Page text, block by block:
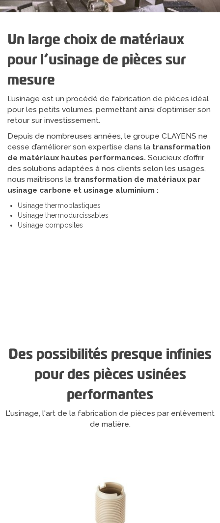
Un large choix de matériaux
pour l’usinage de pièces sur
mesure
L’usinage est un procédé de fabrication de pièces idéal
pour les petits volumes, permettant ainsi d’optimiser son
retour sur investissement.
Depuis de nombreuses années, le groupe CLAYENS ne
cesse d’améliorer son expertise dans la transformation
de matériaux hautes performances. Soucieux d’offrir
des solutions adaptées à nos clients selon les usages,
nous maîtrisons la transformation de matériaux par
usinage carbone et usinage aluminium :
Usinage thermoplastiques
Usinage thermodurcissables
Usinage composites
Des possibilités presque infinies
pour des pièces usinées
performantes
L'usinage, l'art de la fabrication de pièces par enlèvement
de matière.